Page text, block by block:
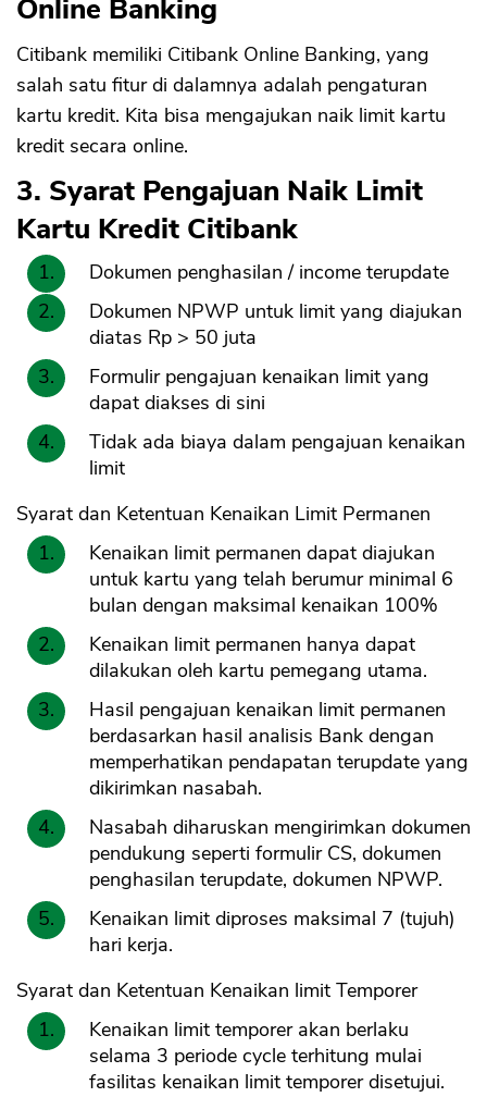
Online Banking
Citibank memiliki Citibank Online Banking, yang
salah satu fitur di dalamnya adalah pengaturan
kartu kredit. Kita bisa mengajukan naik limit kartu
kredit secara online.
3. Syarat Pengajuan Naik Limit
Kartu Kredit Citibank
Dokumen penghasilan / income terupdate
Dokumen NPWP untuk limit yang diajukan
diatas Rp > 50 juta
Formulir pengajuan kenaikan limit yang
dapat diakses di sini
Tidak ada biaya dalam pengajuan kenaikan
limit
Syarat dan Ketentuan Kenaikan Limit Permanen
Kenaikan limit permanen dapat diajukan
untuk kartu yang telah berumur minimal 6
bulan dengan maksimal kenaikan 100%
Kenaikan limit permanen hanya dapat
dilakukan oleh kartu pemegang utama.
Hasil pengajuan kenaikan limit permanen
berdasarkan hasil analisis Bank dengan
memperhatikan pendapatan terupdate yang
dikirimkan nasabah.
Nasabah diharuskan mengirimkan dokumen
pendukung seperti formulir CS, dokumen
penghasilan terupdate, dokumen NPWP.
Kenaikan limit diproses maksimal 7 (tujuh)
hari kerja.
Syarat dan Ketentuan Kenaikan limit Temporer
Kenaikan limit temporer akan berlaku
selama 3 periode cycle terhitung mulai
fasilitas kenaikan limit temporer disetujui.